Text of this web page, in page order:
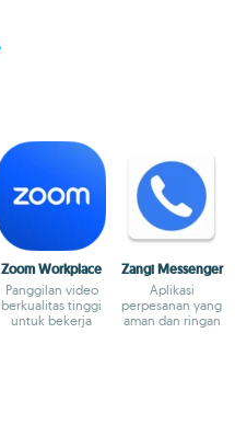
Zoom Workplace
Panggilan video
berkualitas tinggi
untuk bekerja
Zangi Messenger
Aplikasi
perpesanan yang
aman dan ringan